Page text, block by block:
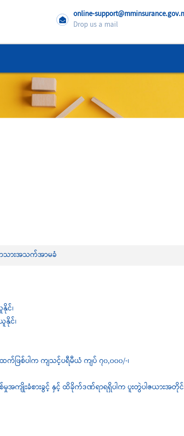
online-
Drop us a mail
သားအသက်အာမခံ
င်၊
င်၊
ဖြစ်ပါက ကျသင့်ပရီမီယံ ကျပ် ၇၀,၀၀၀/-၊
ကျိုးခံစားခွင့် နှင့် ထိခိုက်ဒဏ်ရာရရှိပါက ပူးတွဲပါဇယားအတိုင်း